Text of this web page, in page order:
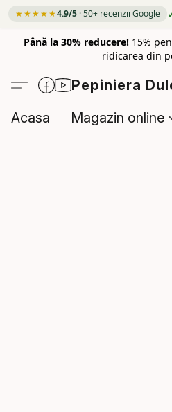
★★★★★4.9/5 · 50+ recenzii Google
Până la 30% reducere! 15%
ridicarea din
Pepiniera
Acasa Magazin online